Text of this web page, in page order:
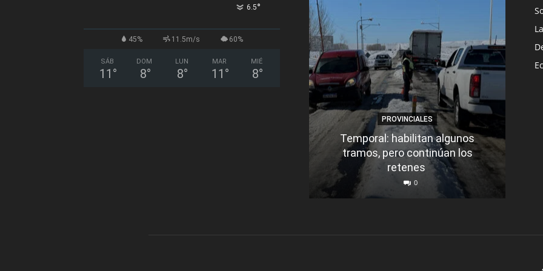
6.5°
45% 11.5m/s 60%
SÁB
11 °
DOM
8°
LUN
8°
MAR
11 °
MIÉ
8°
PROVINCIALES
Temporal: habilitan algunos
tramos, pero continúan los
retenes
0